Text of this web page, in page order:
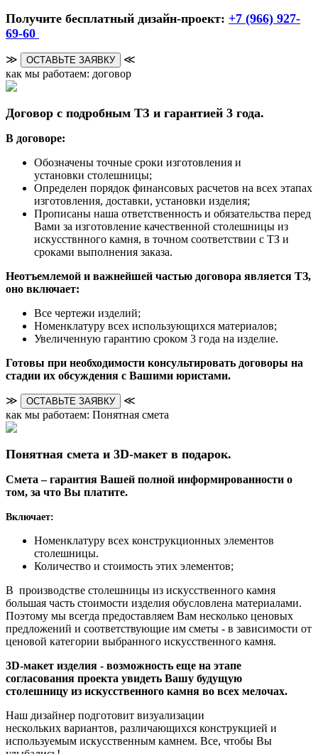
Получите бесплатный дизайн-проект: +7 (966) 927-
69-60
≫ ОСТАВЬТЕ ЗАЯВКУ
≪
как мы работаем: договор
Договор с подробным ТЗ и гарантией 3 года.
В договоре:
Обозначены точные сроки изготовления и
установки столешницы;
Определен порядок финансовых расчетов на всех этапах
изготовления, доставки, установки изделия;
Прописаны наша ответственность и обязательства перед
Вами за изготовление качественной столешницы из
искусствнного камня, в точном соответствии с ТЗ и
сроками выполнения заказа.
Неотъемлемой и важнейшей частью договора является ТЗ,
оно включает:
Все чертежи изделий;
Номенклатуру всех использующихся материалов;
Увеличенную гарантию сроком 3 года на изделие.
Готовы при необходимости консультировать договоры на
стадии их обсуждения с Вашими юристами.
≫ ОСТАВЬТЕ ЗАЯВКУ
≪
как мы работаем: Понятная смета
Понятная смета и 3D-макет в подарок.
Смета – гарантия Вашей полной информированности о
том, за что Вы платите.
Включает:
Номенклатуру всех конструкционных элементов
столешницы.
Количество и стоимость этих элементов;
В производстве столешницы из искусственного камня
большая часть стоимости изделия обусловлена материалами.
Поэтому мы всегда предоставляем Вам несколько ценовых
предложений и соответствующие им сметы - в зависимости от
ценовой категории выбранного искусственного камня.
3D-макет изделия - возможность еще на этапе
согласования проекта увидеть Вашу будущую
столешницу из искусственного камня во всех мелочах.
Наш дизайнер подготовит визуализации
нескольких вариантов, различающихся конструкцией и
используемым искусственным камнем. Все, чтобы Вы